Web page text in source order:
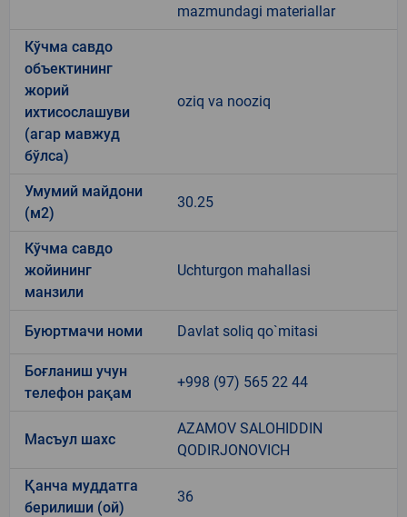
mazmundagi materiallar
Кўчма савдо
объектининг
жорий
ихтисослашуви
(агар мавжуд
бўлса)
oziq va nooziq
Умумий майдони
(м2)
30.25
Кўчма савдо
жойининг
манзили
Uchturgon mahallasi
Буюртмачи номи Davlat soliq qo`mitasi
Боғланиш учун
телефон рақам
+998 (97) 565 22 44
Масъул шахс
AZAMOV SALOHIDDIN
QODIRJONOVICH
Қанча муддатга
берилиши (ой)
36